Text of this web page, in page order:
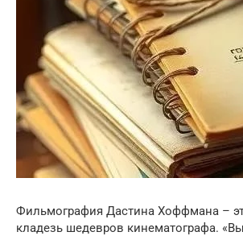
Фильмография Дастина Хоффмана –
кладезь шедевров кинематографа.